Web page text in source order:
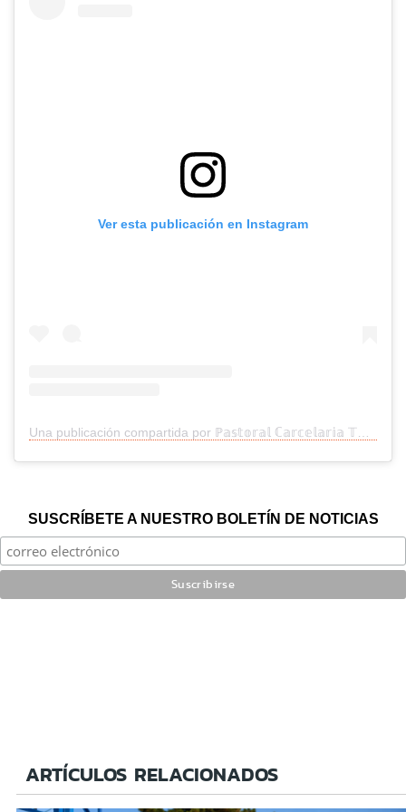
Ver esta publicación en Instagram
SUSCRÍBETE A NUESTRO BOLETÍN DE NOTICIAS
ARTÍCULOS RELACIONADOS